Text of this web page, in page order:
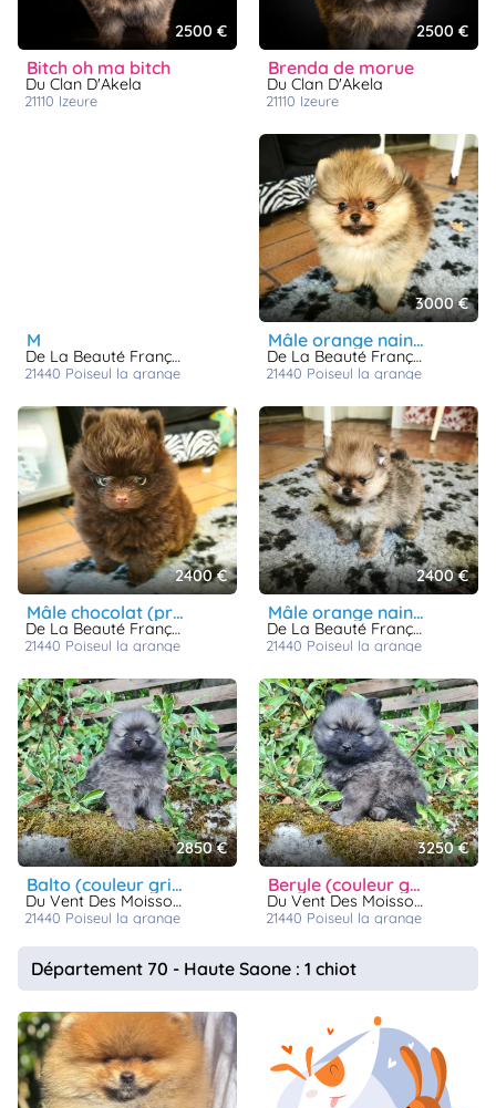
2500 €
bitch oh ma bitch
Du Clan D'Akela
21110 izeure
2500 €
brenda de morue
Du Clan D'Akela
21110 izeure
m
De La Beauté Française
21440 poiseul la grange
3000 €
mâle orange nain (valentina)
De La Beauté Française
21440 poiseul la grange
2400 €
mâle chocolat (praline)
De La Beauté Française
21440 poiseul la grange
2400 €
mâle orange nain poméranien (somptueuse)
De La Beauté Française
21440 poiseul la grange
2850 €
balto (couleur gris loup)
Du Vent Des Moissons
21440 poiseul la grange
3250 €
beryle (couleur gris loup)
Du Vent Des Moissons
21440 poiseul la grange
Département 70 - Haute Saone : 1 chiot